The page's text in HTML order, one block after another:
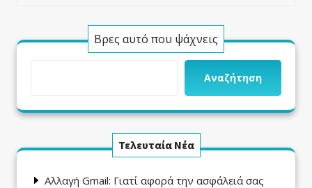
Βρες αυτό που ψάχνεις
Αναζήτηση
Τελευταία Νέα
Αλλαγή Gmail: Γιατί αφορά την ασφάλειά σας